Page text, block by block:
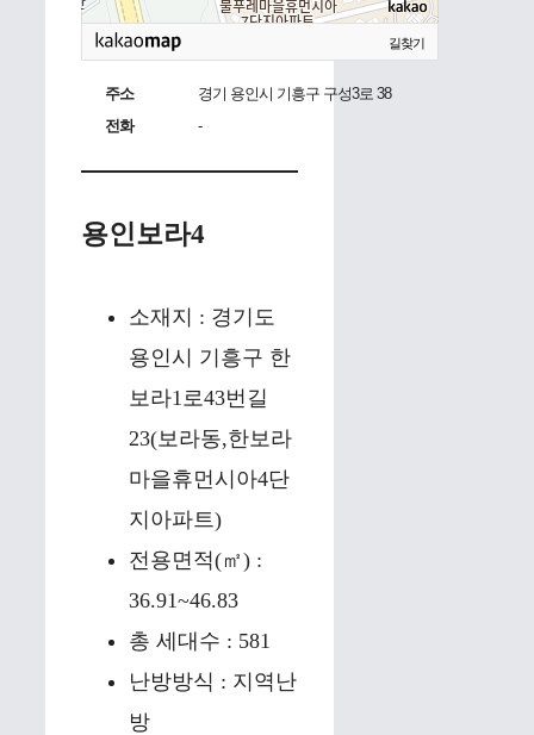
길찾기
주소
경기 용인시 기흥구 구성3로 38
전화
-
용인보라4
소재지 : 경기도
용인시 기흥구 한
보라1로43번길
23(보라동,한보라
마을휴먼시아4단
지아파트)
전용면적(㎡) :
36.91~46.83
총 세대수 : 581
난방방식 : 지역난
방